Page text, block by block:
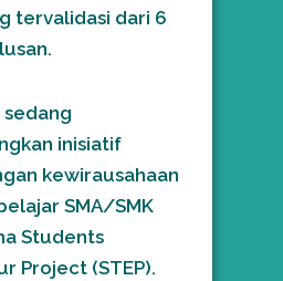
tervalidasi dari 6
sedang
inisiatif
kewirausahaan
SMA/SMK
Students
Project (STEP).